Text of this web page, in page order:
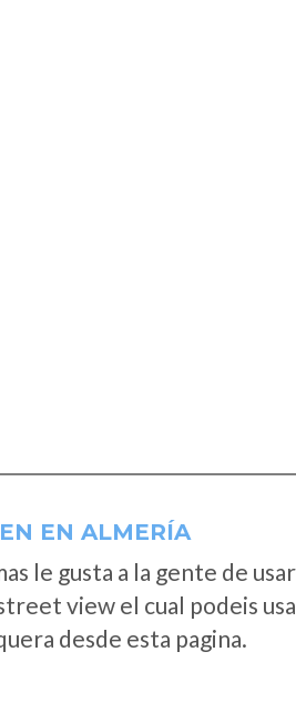
EN ALMERÍA
le gusta a la gente de
view el cual podeis
desde esta pagina.